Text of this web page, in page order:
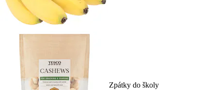
Zpátky do školy